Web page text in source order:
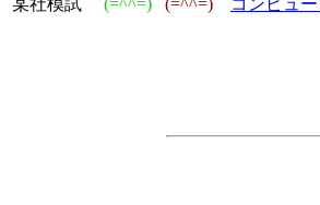
某社模試 (=^^=) (=^^=) コンピュ